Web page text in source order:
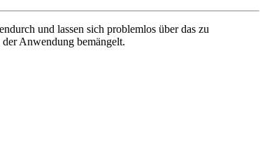
und lassen sich problemlos über das zu
Anwendung bemängelt.